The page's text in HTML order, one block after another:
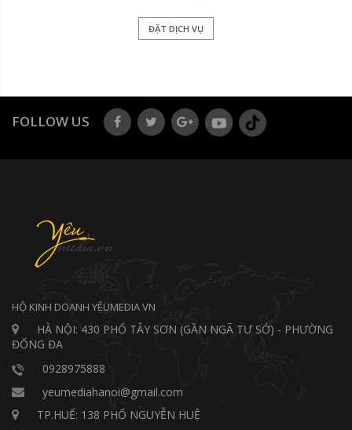
ĐẶT DỊCH VỤ
FOLLOW US
HỘ KINH DOANH YÊUMEDIA VN
HÀ NỘI: 430 PHỐ TÂY SƠN (GẦN NGÃ TƯ SỞ) - PHƯỜNG
ĐỐNG ĐA
0928975888
yeumediahanoi@gmail.com
TP.HUẾ: 138 PHỐ NGUYỄN HUỆ